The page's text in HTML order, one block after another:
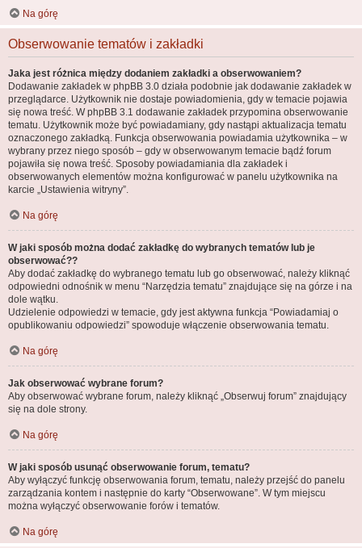
Na górę
Obserwowanie tematów i zakładki
Jaka jest różnica między dodaniem zakładki a obserwowaniem?
Dodawanie zakładek w phpBB 3.0 działa podobnie jak dodawanie zakładek w
przeglądarce. Użytkownik nie dostaje powiadomienia, gdy w temacie pojawia
się nowa treść. W phpBB 3.1 dodawanie zakładek przypomina obserwowanie
tematu. Użytkownik może być powiadamiany, gdy nastąpi aktualizacja tematu
oznaczonego zakładką. Funkcja obserwowania powiadamia użytkownika – w
wybrany przez niego sposób – gdy w obserwowanym temacie bądź forum
pojawiła się nowa treść. Sposoby powiadamiania dla zakładek i
obserwowanych elementów można konfigurować w panelu użytkownika na
karcie „Ustawienia witryny”.
Na górę
W jaki sposób można dodać zakładkę do wybranych tematów lub je
obserwować??
Aby dodać zakładkę do wybranego tematu lub go obserwować, należy kliknąć
odpowiedni odnośnik w menu “Narzędzia tematu” znajdujące się na górze i na
dole wątku.
Udzielenie odpowiedzi w temacie, gdy jest aktywna funkcja “Powiadamiaj o
opublikowaniu odpowiedzi” spowoduje włączenie obserwowania tematu.
Na górę
Jak obserwować wybrane forum?
Aby obserwować wybrane forum, należy kliknąć „Obserwuj forum” znajdujący
się na dole strony.
Na górę
W jaki sposób usunąć obserwowanie forum, tematu?
Aby wyłączyć funkcję obserwowania forum, tematu, należy przejść do panelu
zarządzania kontem i następnie do karty “Obserwowane”. W tym miejscu
można wyłączyć obserwowanie forów i tematów.
Na górę